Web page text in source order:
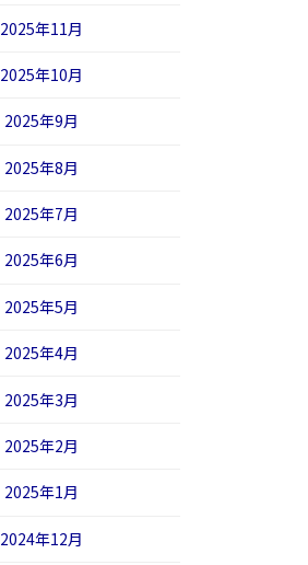
2025年11月
2025年10月
2025年9月
2025年8月
2025年7月
2025年6月
2025年5月
2025年4月
2025年3月
2025年2月
2025年1月
2024年12月